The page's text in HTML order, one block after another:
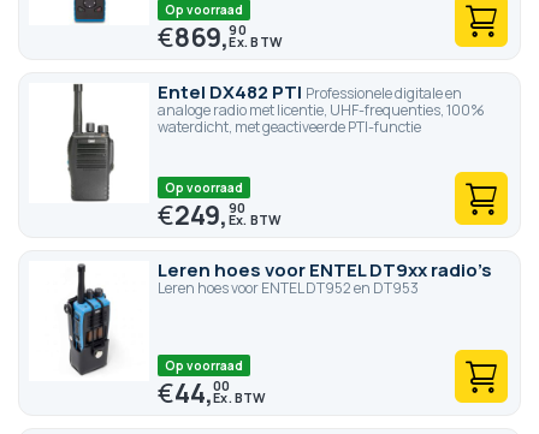
Op voorraad
€869,90
Entel DX482 PTI Professionele digitale en
analoge radio met licentie, UHF-frequenties, 100%
waterdicht, met geactiveerde PTI-functie
Op voorraad
€249,90
Leren hoes voor ENTEL DT9xx radio's
Leren hoes voor ENTEL DT952 en DT953
Op voorraad
€44,00